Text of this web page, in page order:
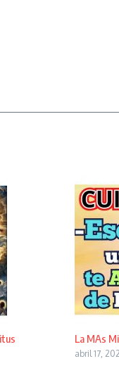
La MAs
abril 17,